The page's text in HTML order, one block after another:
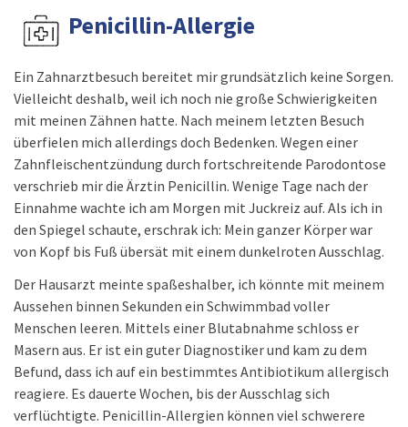
Penicillin-Allergie
Ein Zahnarztbesuch bereitet mir grundsätzlich keine Sorgen.
Vielleicht deshalb, weil ich noch nie große Schwierigkeiten
mit meinen Zähnen hatte. Nach meinem letzten Besuch
überfielen mich allerdings doch Bedenken. Wegen einer
Zahnfleischentzündung durch fortschreitende Parodontose
verschrieb mir die Ärztin Penicillin. Wenige Tage nach der
Einnahme wachte ich am Morgen mit Juckreiz auf. Als ich in
den Spiegel schaute, erschrak ich: Mein ganzer Körper war
von Kopf bis Fuß übersät mit einem dunkelroten Ausschlag.
Der Hausarzt meinte spaßeshalber, ich könnte mit meinem
Aussehen binnen Sekunden ein Schwimmbad voller
Menschen leeren. Mittels einer Blutabnahme schloss er
Masern aus. Er ist ein guter Diagnostiker und kam zu dem
Befund, dass ich auf ein bestimmtes Antibiotikum allergisch
reagiere. Es dauerte Wochen, bis der Ausschlag sich
verflüchtigte. Penicillin-Allergien können viel schwerere